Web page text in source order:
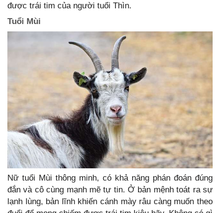
được trái tim của người tuổi Thìn.
Tuổi Mùi
Nữ tuổi Mùi thông minh, có khả năng phán đoán đúng
đắn và cô cùng mạnh mẽ tự tin. Ở bản mệnh toát ra sự
lạnh lùng, bản lĩnh khiến cánh mày râu càng muốn theo